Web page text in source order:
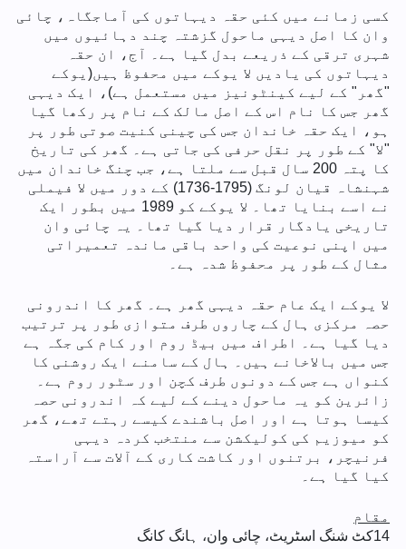
کسی زمانے میں کئی حقہ دیہاتوں کی آماجگاہ، چائی
وان کا اصل دیہی ماحول گزشتہ چند دہائیوں میں
شہری ترقی کے ذریعے بدل گیا ہے۔ آج، ان حقہ
دیہاتوں کی یادیں لا یوکے میں محفوظ ہیں(یوکے
"گھر" کے لیے کینٹونیز میں مستعمل ہے)، ایک دیہی
گھر جس کا نام اس کے اصل مالک کے نام پر رکھا گیا
ہو، ایک حقہ خاندان جس کی چینی کنیت صوتی طور پر
"لا" کے طور پر نقل حرفی کی جاتی ہے۔ گھر کی تاریخ
کا پتہ 200 سال قبل سے ملتا ہے، جب چنگ خاندان میں
شہنشاہ قیان لونگ (1795-1736) کے دور میں لا فیملی
نے اسے بنایا تھا۔ لا یوکے کو 1989 میں بطور ایک
تاریخی یادگار قرار دیا گیا تھا۔ یہ چائی وان
میں اپنی نوعیت کی واحد باقی ماندہ تعمیراتی
مثال کے طور پر محفوظ شدہ ہے۔
لا یوکے ایک عام حقہ دیہی گھر ہے۔ گھر کا اندرونی
حصہ مرکزی ہال کے چاروں طرف متوازی طور پر ترتیب
دیا گیا ہے۔ اطراف میں بیڈ روم اور کام کی جگہ ہے
جس میں بالاخانے ہیں۔ ہال کے سامنے ایک روشنی کا
کنواں ہے جس کے دونوں طرف کچن اور سٹور روم ہے۔
زائرین کو یہ ماحول دینے کے لیے کہ اندرونی حصہ
کیسا ہوتا ہے اور اصل باشندے کیسے رہتے تھے، گھر
کو میوزیم کی کولیکشن سے منتخب کردہ دیہی
فرنیچر، برتنوں اور کاشت کاری کے آلات سے آراستہ
کیا گیا ہے۔
مقام
کٹ شنگ اسٹریٹ، چائی وان، ہانگ کانگ14